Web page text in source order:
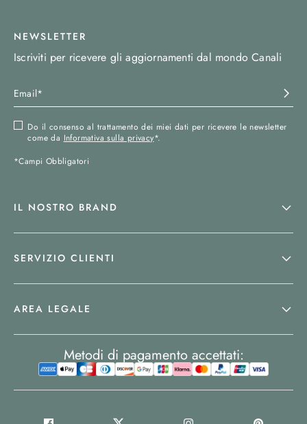
NEWSLETTER
Iscriviti per ricevere gli aggiornamenti dal mondo Canali
Do il consenso al trattamento dei miei dati per ricevere le newsletter
come da Informativa sulla privacy*.
*Campi Obbligatori
IL NOSTRO BRAND
SERVIZIO CLIENTI
AREA LEGALE
Metodi di pagamento accettati: